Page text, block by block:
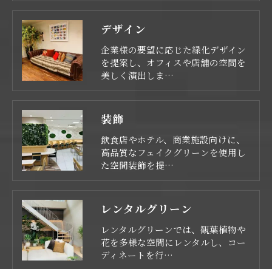
デザイン
企業様の要望に応じた緑化デザイン
を提案し、オフィスや店舗の空間を
美しく演出しま…
装飾
飲食店やホテル、商業施設向けに、
高品質なフェイクグリーンを使用し
た空間装飾を提…
レンタルグリーン
レンタルグリーンでは、観葉植物や
花を多様な空間にレンタルし、コー
ディネートを行…